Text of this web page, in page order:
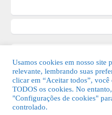
© 2026 Guia Fácil Lagos | Guia
Usamos cookies em nosso site
relevante, lembrando suas
clicar em “Aceitar todos”,
TODOS os cookies. No
"Configurações de cookies"
controlado.